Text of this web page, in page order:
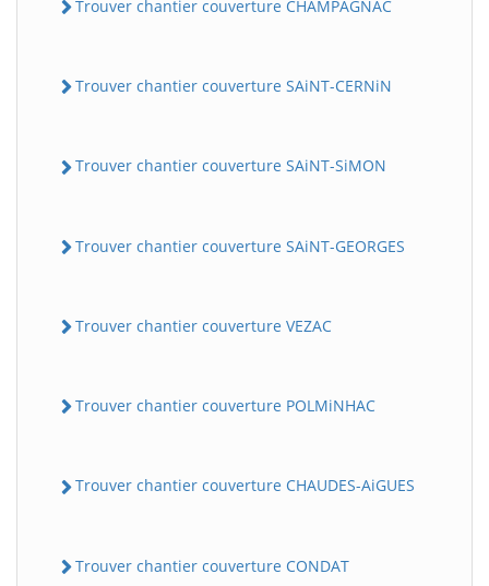
Trouver chantier couverture CHAMPAGNAC
Trouver chantier couverture SAiNT-CERNiN
Trouver chantier couverture SAiNT-SiMON
Trouver chantier couverture SAiNT-GEORGES
Trouver chantier couverture VEZAC
Trouver chantier couverture POLMiNHAC
Trouver chantier couverture CHAUDES-AiGUES
Trouver chantier couverture CONDAT